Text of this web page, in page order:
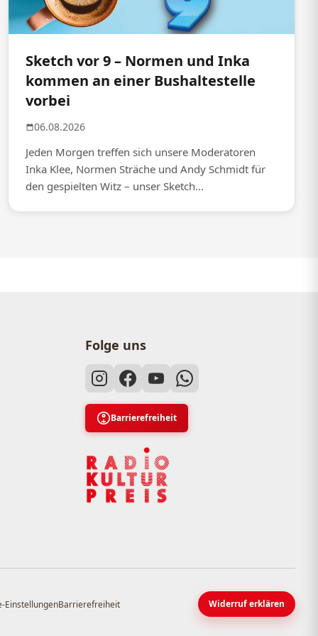
Sketch vor 9 – Normen und Inka
kommen an einer Bushaltestelle
vorbei
06.08.2026
Jeden Morgen treffen sich unsere Moderatoren
Inka Klee, Normen Sträche und Andy Schmidt für
den gespielten Witz – unser Sketch...
Folge uns
Barrierefreiheit
EinstellungenBarrierefreiheit Widerruf erklären